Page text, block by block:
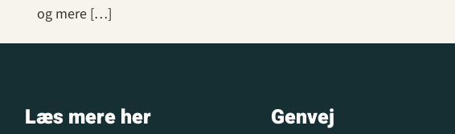
og mere […]
Læs mere her Genvej